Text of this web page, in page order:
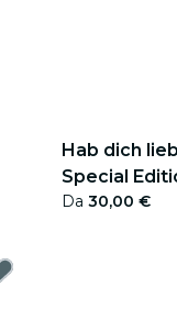
Hab dich
Special
Da 30,00 €